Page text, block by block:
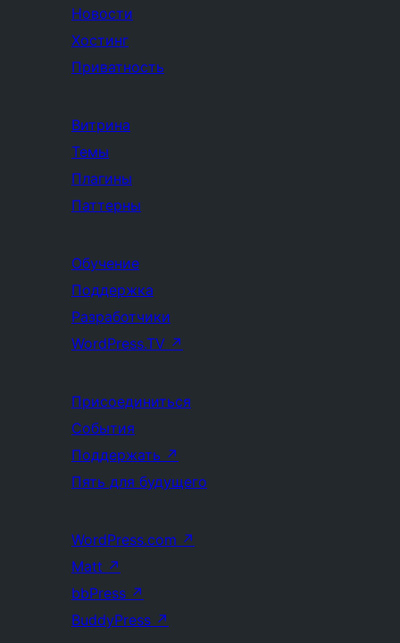
Новости
Хостинг
Приватность
Витрина
Темы
Плагины
Паттерны
Обучение
Поддержка
Разработчики
WordPress.TV ↗
Присоединиться
События
Поддержать ↗
Пять для будущего
WordPress.com ↗
Matt ↗
bbPress ↗
BuddyPress ↗